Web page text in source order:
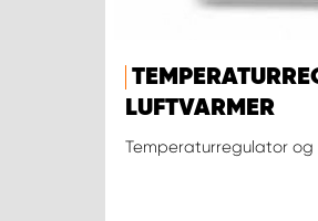
LUFTVARMER
Temperaturregulator